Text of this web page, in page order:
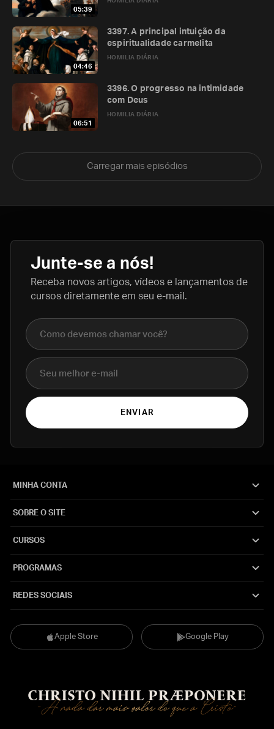
05:39
04:46
HOMILIA DIÁRIA
3397. A principal intuição da
espiritualidade carmelita
06:51
HOMILIA DIÁRIA
3396. O progresso na intimidade
com Deus
Carregar mais episódios
Junte-se a nós!
Receba novos artigos, vídeos e lançamentos de
cursos diretamente em seu e-mail.
Nome completo
E-mail
ENVIAR
Apple Store Google Play
MINHA CONTA
SOBRE O SITE
CURSOS
PROGRAMAS
REDES SOCIAIS